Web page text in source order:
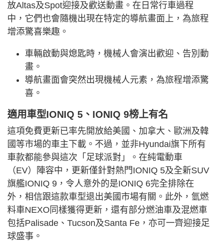
放Altas及Spot迎接及歡送動畫。在日常行車過程
中，它們也會隨機出現在特定的導航畫面上，為旅程
增添驚喜樂趣。
車輛啟動與熄匙時，機械人會演出歡迎、告別動
畫。
導航畫面會突然出現機械人元素，為旅程增添驚
喜。
適用車型IONIQ 5、IONIQ 9榜上有名
這項免費更新已率先開放給美國、加拿大、歐洲及韓
國等市場的車主下載。不過，並非Hyundai旗下所有
車款都能參與這次「足球派對」。在純電動車
（EV）陣容中，更新僅針對熱門IONIQ 5及全新SUV
旗艦IONIQ 9，令人意外的是IONIQ 6完全排除在
外，相信跟這款車型退出美國市場有關。此外，氫燃
料車NEXO同樣獲得更新，還有部分燃油車及混燃車
包括Palisade、Tucson及Santa Fe，亦可一齊迎接足
球盛事。